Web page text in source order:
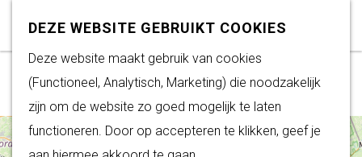
DEZE WEBSITE GEBRUIKT COOKIES
Deze website maakt gebruik van cookies
(Functioneel, Analytisch, Marketing) die noodzakelijk
zijn om de website zo goed mogelijk te laten
functioneren. Door op accepteren te klikken, geef je
G
a
a
K
Z
e
k
M
e
DUURZAAM WONEN
Duurzame initiatieven
Fairtrade Gemeente
Het Energieloket
ROUTES OVERZICHT
+